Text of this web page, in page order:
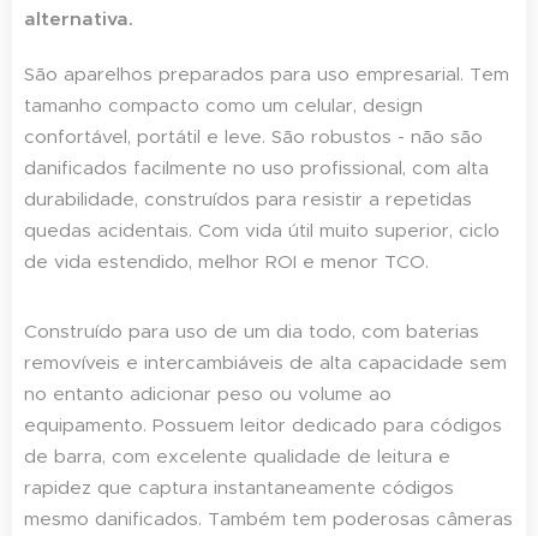
alternativa.
São aparelhos preparados para uso empresarial. Tem
tamanho compacto como um celular, design
confortável, portátil e leve. São robustos - não são
danificados facilmente no uso profissional, com alta
durabilidade, construídos para resistir a repetidas
quedas acidentais. Com vida útil muito superior, ciclo
de vida estendido, melhor ROI e menor TCO.
Construído para uso de um dia todo, com baterias
removíveis e intercambiáveis de alta capacidade sem
no entanto adicionar peso ou volume ao
equipamento. Possuem leitor dedicado para códigos
de barra, com excelente qualidade de leitura e
rapidez que captura instantaneamente códigos
mesmo danificados. Também tem poderosas câmeras